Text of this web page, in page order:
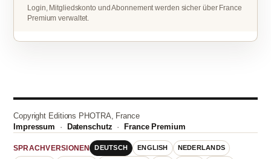
Login, Mitgliedskonto und Abonnement werden sicher über France
Premium verwaltet.
Copyright Editions PHOTRA, France
Impressum · Datenschutz ·France Premium
SPRACHVERSIONEN DEUTSCH ENGLISH NEDERLANDS